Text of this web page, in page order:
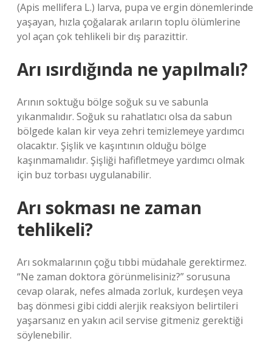
(Apis mellifera L.) larva, pupa ve ergin dönemlerinde
yaşayan, hızla çoğalarak arıların toplu ölümlerine
yol açan çok tehlikeli bir dış parazittir.
Arı ısırdığında ne yapılmalı?
Arının soktuğu bölge soğuk su ve sabunla
yıkanmalıdır. Soğuk su rahatlatıcı olsa da sabun
bölgede kalan kir veya zehri temizlemeye yardımcı
olacaktır. Şişlik ve kaşıntının olduğu bölge
kaşınmamalıdır. Şişliği hafifletmeye yardımcı olmak
için buz torbası uygulanabilir.
Arı sokması ne zaman
tehlikeli?
Arı sokmalarının çoğu tıbbi müdahale gerektirmez.
“Ne zaman doktora görünmelisiniz?” sorusuna
cevap olarak, nefes almada zorluk, kurdeşen veya
baş dönmesi gibi ciddi alerjik reaksiyon belirtileri
yaşarsanız en yakın acil servise gitmeniz gerektiği
söylenebilir.